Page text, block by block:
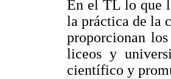
En el TL lo que
la práctica de la
proporcionan
liceos y
científico y